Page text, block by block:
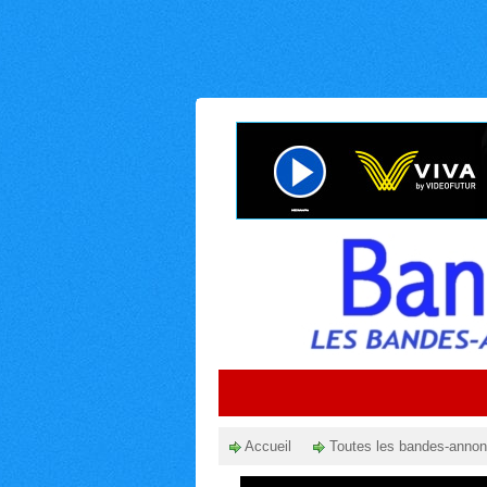
Accueil Toutes les bandes-